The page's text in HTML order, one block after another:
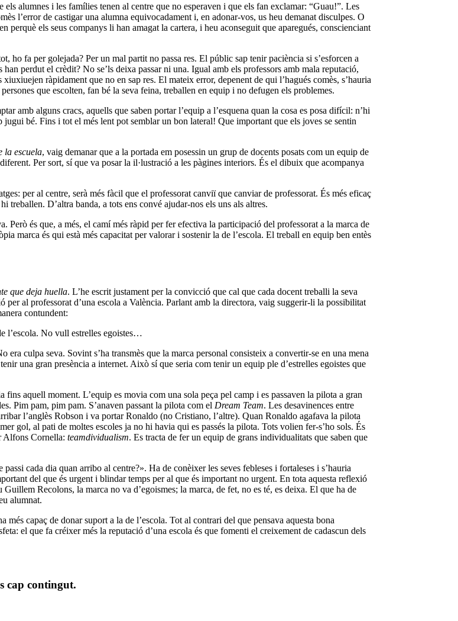
alumnes i les famílies tenen al centre que no esperaven i que els fan exclamar: “Guau!”. Les
l’error de castigar una alumna equivocadament i, en adonar-vos, us heu demanat disculpes. O
perquè els seus companys li han amagat la cartera, i heu aconseguit que aparegués, conscienciant
fa per golejada? Per un mal partit no passa res. El públic sap tenir paciència si s’esforcen a
perdut el crèdit? No se’ls deixa passar ni una. Igual amb els professors amb mala reputació,
ràpidament que no en sap res. El mateix error, depenent de qui l’hagués comès, s’hauria
que escolten, fan bé la seva feina, treballen en equip i no defugen els problemes.
amb alguns cracs, aquells que saben portar l’equip a l’esquena quan la cosa es posa difícil: n’hi
bé. Fins i tot el més lent pot semblar un bon lateral! Que important que els joves se sentin
la escuela, vaig demanar que a la portada em posessin un grup de docents posats com un equip de
Per sort, sí que va posar la il·lustració a les pàgines interiors. És el dibuix que acompanya
per al centre, serà més fàcil que el professorat canviï que canviar de professorat. És més eficaç
treballen. D’altra banda, a tots ens convé ajudar-nos els uns als altres.
Però és que, a més, el camí més ràpid per fer efectiva la participació del professorat a la marca de
marca és qui està més capacitat per valorar i sostenir la de l’escola. El treball en equip ben entès
que deja huella. L’he escrit justament per la convicció que cal que cada docent treballi la seva
al professorat d’una escola a València. Parlant amb la directora, vaig suggerir-li la possibilitat
contundent:
l’escola. No vull estrelles egoistes…
culpa seva. Sovint s’ha transmès que la marca personal consisteix a convertir-se en una mena
una gran presència a internet. Això sí que seria com tenir un equip ple d’estrelles egoistes que
aquell moment. L’equip es movia com una sola peça pel camp i es passaven la pilota a gran
Pim pam, pim pam. S’anaven passant la pilota com el Dream Team. Les desavinences entre
l’anglès Robson i va portar Ronaldo (no Cristiano, l’altre). Quan Ronaldo agafava la pilota
gol, al pati de moltes escoles ja no hi havia qui es passés la pilota. Tots volien fer-s’ho sols. És
Alfons Cornella:teamdividualism. Es tracta de fer un equip de grans individualitats que saben que
cada dia quan arribo al centre?». Ha de conèixer les seves febleses i fortaleses i s’hauria
del que és urgent i blindar temps per al que és important no urgent. En tota aquesta reflexió
Recolons, la marca no va d’egoismes; la marca, de fet, no es té, es deixa. El que ha de
alumnat.
capaç de donar suport a la de l’escola. Tot al contrari del que pensava aquesta bona
el que fa créixer més la reputació d’una escola és que fomenti el creixement de cadascun dels
cap contingut.